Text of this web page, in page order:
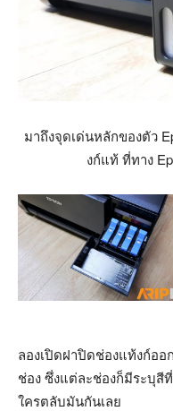
มาถึงจุดเด่นหลักของตัว
งก์แท้ ที่ทาง
ลองเปิดฝาปิดช่องแท้งก์อ
ช่อง ซึ่งแต่ละช่องก็มีระบุสี
ใครตลับมันกันเลย